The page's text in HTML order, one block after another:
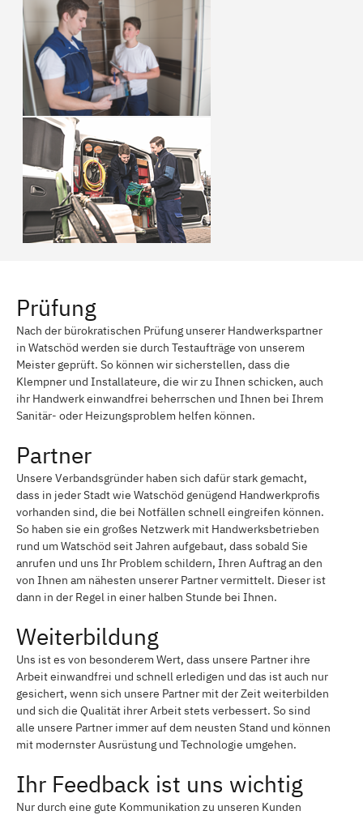
Prüfung
Nach der bürokratischen Prüfung unserer Handwerkspartner
in Watschöd werden sie durch Testaufträge von unserem
Meister geprüft. So können wir sicherstellen, dass die
Klempner und Installateure, die wir zu Ihnen schicken, auch
ihr Handwerk einwandfrei beherrschen und Ihnen bei Ihrem
Sanitär- oder Heizungsproblem helfen können.
Partner
Unsere Verbandsgründer haben sich dafür stark gemacht,
dass in jeder Stadt wie Watschöd genügend Handwerkprofis
vorhanden sind, die bei Notfällen schnell eingreifen können.
So haben sie ein großes Netzwerk mit Handwerksbetrieben
rund um Watschöd seit Jahren aufgebaut, dass sobald Sie
anrufen und uns Ihr Problem schildern, Ihren Auftrag an den
von Ihnen am nähesten unserer Partner vermittelt. Dieser ist
dann in der Regel in einer halben Stunde bei Ihnen.
Weiterbildung
Uns ist es von besonderem Wert, dass unsere Partner ihre
Arbeit einwandfrei und schnell erledigen und das ist auch nur
gesichert, wenn sich unsere Partner mit der Zeit weiterbilden
und sich die Qualität ihrer Arbeit stets verbessert. So sind
alle unsere Partner immer auf dem neusten Stand und können
mit modernster Ausrüstung und Technologie umgehen.
Ihr Feedback ist uns wichtig
Nur durch eine gute Kommunikation zu unseren Kunden